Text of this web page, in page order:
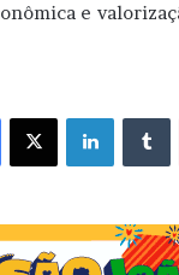
e
Facebook X Linkedin